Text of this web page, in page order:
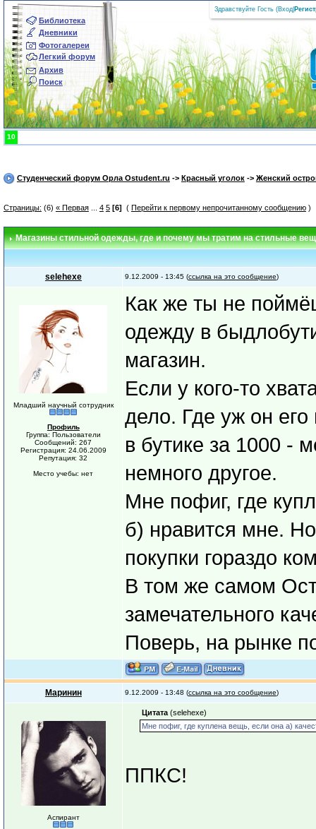
Библиотека
Дневники
Фотогалереи
Легкий форум
Архив
Поиск
Здравствуйте Гость (Вход
10
Студенческий форум Орла Ostudent.ru -> Красный уголок-> Женский
Страницы: (6) « Первая... 4 5 [6] ( Перейти к первому непрочитанному сообщению)
Магазины стильной одежды, где и почему мы тратим на стильные
selehexe 9.12.2009 - 13:45 (ссылка на это сообщение)
Младший научный сотрудник
Профиль
Группа: Пользователи
Сообщений: 267
Регистрация: 24.06.2009
Репутация: 32
Место учебы: нет
Как же ты не
одежду в
магазин.
Если у кого-то
дело. Где уж он
в бутике за 1000 -
немного другое.
Мне пофиг, где
б) нравится мне.
покупки гораздо
В том же самом
замечательного
Поверь, на рынке
Маринин 9.12.2009 - 13:48 (ссылка на это сообщение)
Аспирант
Цитата(selehexe)
Мне пофиг, где куплена вещь, если она а)
ППКС!